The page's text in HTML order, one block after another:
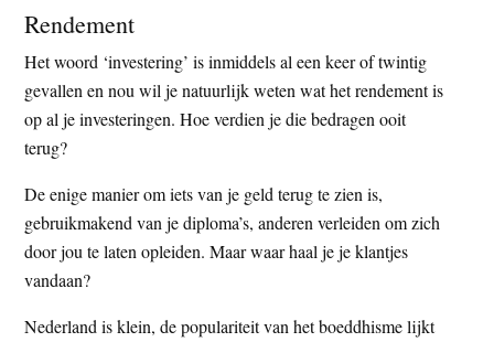
Rendement
Het woord ‘investering’ is inmiddels al een keer of twintig
gevallen en nou wil je natuurlijk weten wat het rendement is
op al je investeringen. Hoe verdien je die bedragen ooit
terug?
De enige manier om iets van je geld terug te zien is,
gebruikmakend van je diploma’s, anderen verleiden om zich
door jou te laten opleiden. Maar waar haal je je klantjes
vandaan?
Nederland is klein, de populariteit van het boeddhisme lijkt